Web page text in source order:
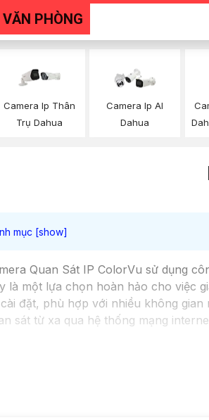
PHÒNG
Camera Ip Thân
Trụ Dahua
Camera Ip AI
Dahua
Quan Sát IP ColorVu sử dụng
là một lựa chọn hoàn hảo cho việc
đặt, phù hợp với nhiều không
sát từ xa qua hệ thống mạng